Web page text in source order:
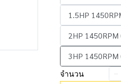
1.5HP
2HP
3HP
จำนวน